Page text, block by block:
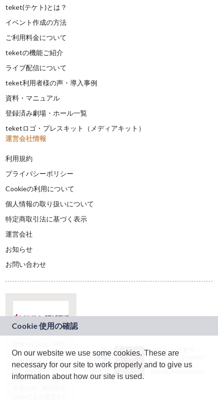
teket(テケト)とは？
イベント作成の方法
ご利用料金について
teketの機能ご紹介
ライブ配信について
teket利用者様の声・導入事例
資料・マニュアル
登録済み劇場・ホール一覧
teketロゴ・プレスキット（メディアキット）
運営会社情報
利用規約
プライバシーポリシー
Cookieの利用について
個人情報の取り扱いについて
特定商取引法に基づく表示
運営会社
お知らせ
お問い合わせ
ドコモグループの新
規事業創出プログラ
ム「docomo
STARTUP」を通じて
JASRAC許諾番号：
9024936001Y45037
JASRAC許諾番号：
On our website we use some cookies. These are
necessary for our site to work properly and to give us
information about how our site is used.